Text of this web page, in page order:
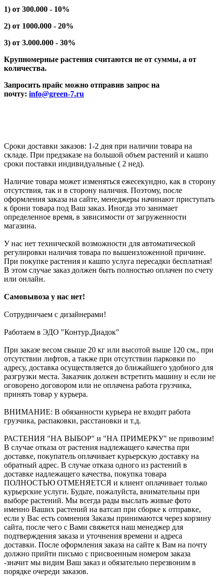
1) от 300.000 - 10%
2) от 1000.000 - 20%
3) от 3.000.000 - 30%
Крупномерные растения считаются не от суммы, а от
количества.
Запросить прайс можно отправив запрос на
почту: info@green-7.ru
Сроки доставки заказов: 1-2 дня при наличии товара на
складе. При предзаказе на большой объем растений и кашпо
сроки поставки индивидуальные ( 2 нед).
Наличие товара может изменяться ежесекундно, как в сторону
отсутствия, так и в сторону наличия. Поэтому, после
оформления заказа на сайте, менеджеры начинают приступать
к брони товара под Ваш заказ. Иногда это занимает
определенное время, в зависимости от загруженности
магазина.
У нас нет технической возможности для автоматической
регулировки наличия товара по вышеизложенной причине.
При покупке растения и кашпо услуга пересадки бесплатная!
В этом случае заказ должен быть полностью оплачен по счету
или онлайн.
Самовывоза у нас нет!
Сотрудничаем с дизайнерами!
Работаем в ЭДО "Контур.Диадок"
При заказе весом свыше 20 кг или высотой выше 120 см., при
отсутствии лифтов, а также при отсутствии парковки по
адресу, доставка осуществляется до ближайшего удобного для
разгрузки места. Заказчик должен встретить машину и если не
оговорено договором или не оплачена работа грузчика,
принять товар у курьера.
ВНИМАНИЕ: В обязанности курьера не входит работа
грузчика, распаковки, расстановки и т.д.
РАСТЕНИЯ "НА ВЫБОР" и "НА ПРИМЕРКУ" не привозим!
В случае отказа от растения надлежащего качества при
доставке, покупатель оплачивает курьерскую доставку на
обратный адрес. В случае отказа одного из растений в
доставке надлежащего качества, покупка товара
ПОЛНОСТЬЮ ОТМЕНЯЕТСЯ и клиент оплачивает только
курьерские услуги. Будьте, пожалуйста, внимательны при
выборе растений. Мы всегда рады выслать живые фото
именно Ваших растений на ватсап при сборке к отправке,
если у Вас есть сомнения Заказы принимаются через корзину
сайта, после чего с Вами свяжется наш менеджер для
подтверждения заказа и уточнения времени и адреса
доставки. После оформления заказа на сайте к Вам на почту
должно прийти письмо с присвоенным номером заказа
-значит мы видим Ваш заказ и обязательно перезвоним в
порядке очереди заказов.